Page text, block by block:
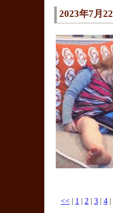
2023年7月
<< | 1 | 2 | 3 | 4 |